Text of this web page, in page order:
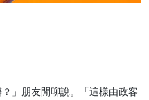
」朋友閒聊說。「這樣由政客